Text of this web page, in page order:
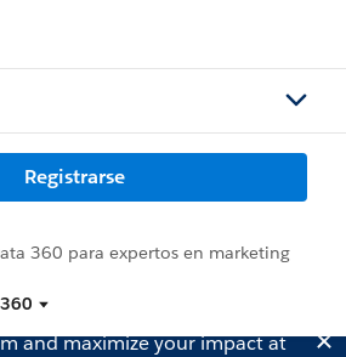
Registrarse
360 para expertos en marketing
and maximize your impact at